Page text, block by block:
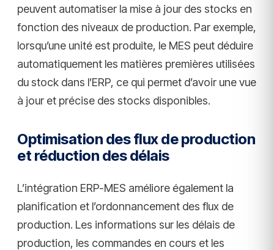
peuvent automatiser la mise à jour des stocks en
fonction des niveaux de production. Par exemple,
lorsqu’une unité est produite, le MES peut déduire
automatiquement les matières premières utilisées
du stock dans l’ERP, ce qui permet d’avoir une vue
à jour et précise des stocks disponibles.
Optimisation des flux de production
et réduction des délais
L’intégration ERP-MES améliore également la
planification et l’ordonnancement des flux de
production. Les informations sur les délais de
production, les commandes en cours et les